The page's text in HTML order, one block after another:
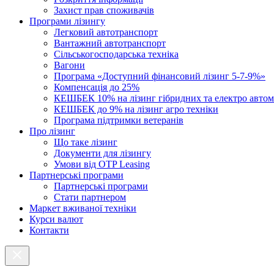
Захист прав споживачів
Програми лізингу
Легковий автотранспорт
Вантажний автотранспорт
Cільськогосподарська техніка
Вагони
Програма «Доступний фінансовий лізинг 5-7-9%»
Компенсація до 25%
КЕШБЕК 10% на лізинг гібридних та електро
КЕШБЕК до 9% на лізинг агро техніки
Програма підтримки ветеранів
Про лізинг
Що таке лізинг
Документи для лізингу
Умови від OTP Leasing
Партнерські програми
Партнерські програми
Стати партнером
Маркет вживаної техніки
Курси валют
Контакти